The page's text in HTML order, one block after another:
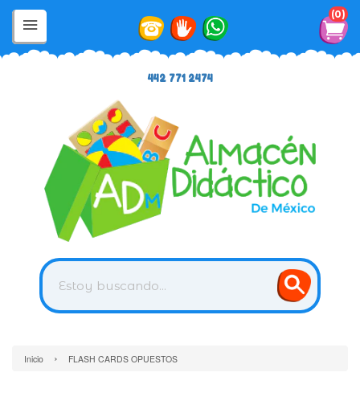
0
442 771 2474
Inicio › FLASH CARDS OPUESTOS